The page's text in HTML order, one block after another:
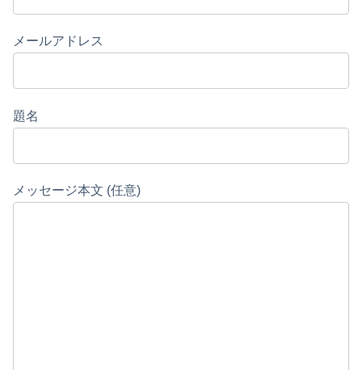
メールアドレス
題名
メッセージ本文 (任意)